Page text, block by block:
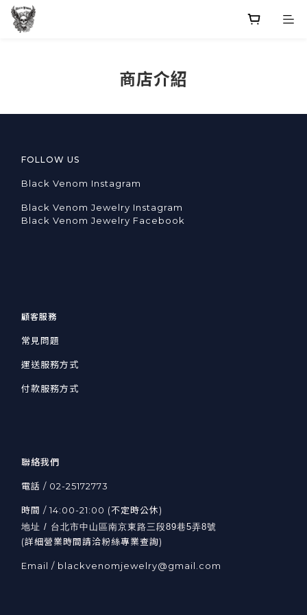
商店介紹
FOLLOW US
Black Venom Instagram
Black Venom Jewelry Instagram
Black Venom Jewelry Facebook
顧客服務
常見問題
運送服務方式
付款服務方式
聯絡我們
電話 / 02-25172773
時間 / 14:00-21:00 (不定時公休)
地址 / 台北市中山區南京東路三段89巷5弄8號
(詳細營業時間請洽粉絲專業查詢)
Email / blackvenomjewelry@gmail.com